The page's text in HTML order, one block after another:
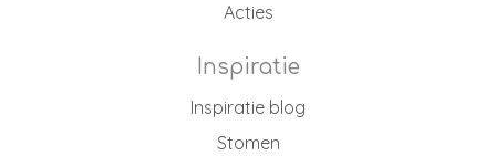
Acties
Inspiratie
Inspiratie blog
Stomen